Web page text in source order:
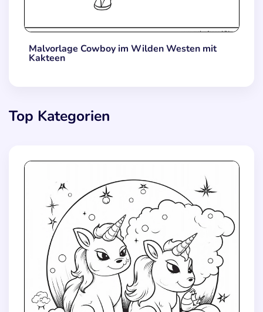
Malvorlage Cowboy im Wilden Westen mit
Kakteen
Top Kategorien